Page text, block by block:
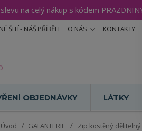
na celý nákup s kódem
ŠITÍ - NÁŠ PŘÍBĚH O NÁS KONTAKTY
OBJEDNÁVKY LÁTKY
Úvod GALANTERIE Zip kostěný dělitelný